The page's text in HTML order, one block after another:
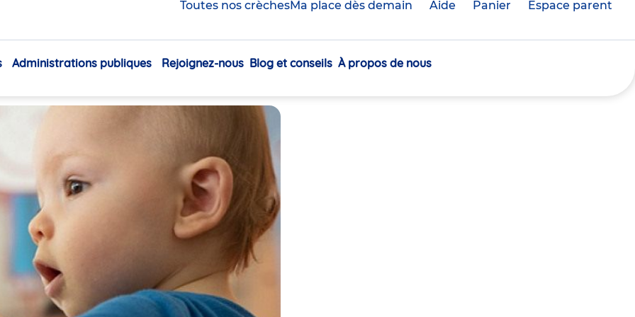
Toutes nos crèchesMa place dès demain Aide Panier crèche(s)
Espace parent
Navigation
Administrations publiques Rejoignez-nous Blog et conseils À propos de nous